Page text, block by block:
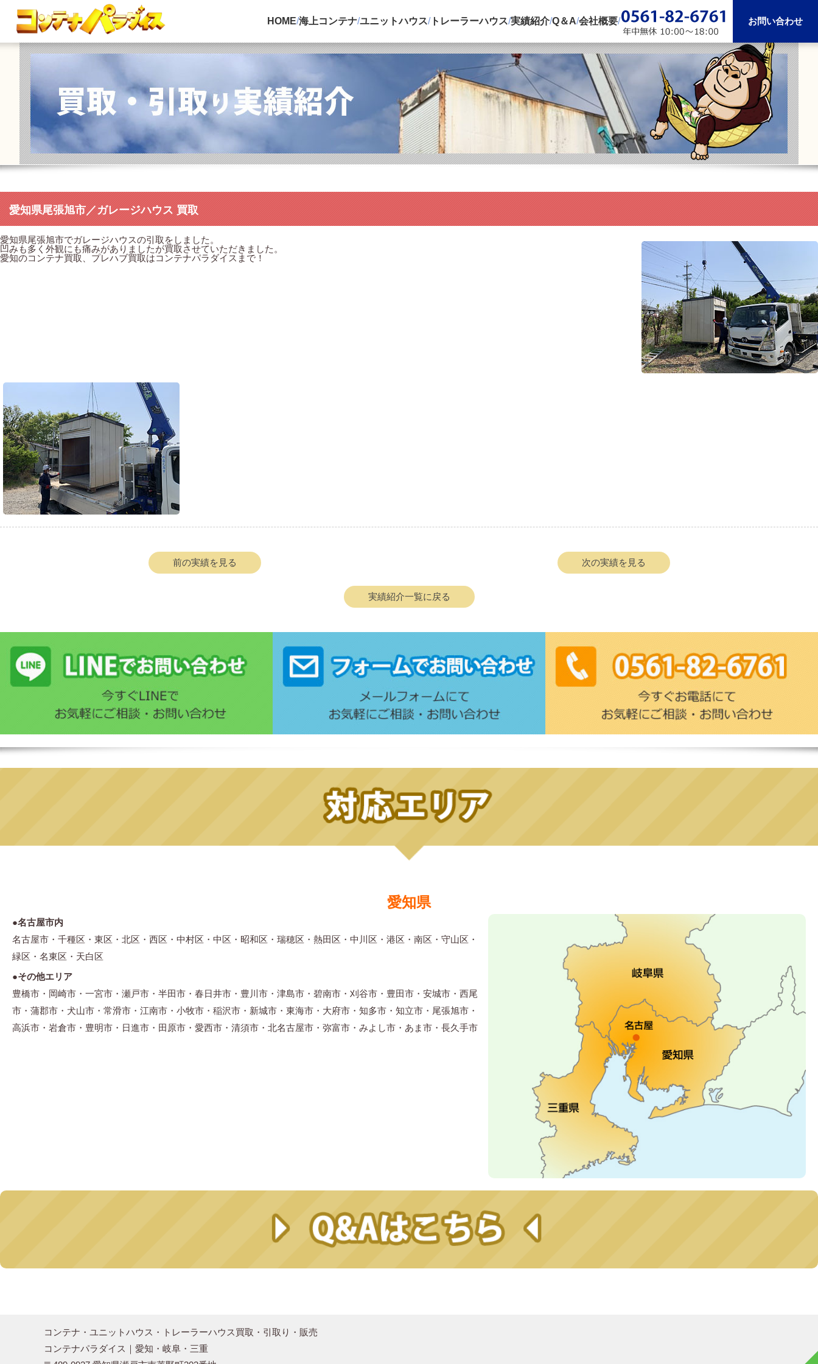
お問い合わせ
HOME/海上コンテナ/ユニットハウス/トレーラーハウス/実績紹介/Q＆A/会社概要/
愛知県尾張旭市／ガレージハウス 買取
愛知県尾張旭市でガレージハウスの引取をしました。
凹みも多く外観にも痛みがありましたが買取させていただきました。
愛知のコンテナ買取、プレハブ買取はコンテナパラダイスまで！
前の実績を見る 次の実績を見る
実績紹介一覧に戻る
愛知県
●名古屋市内
名古屋市・千種区・東区・北区・西区・中村区・中区・昭和区・瑞穂区・熱田区・中川区・港区・南区・守山区・
緑区・名東区・天白区
●その他エリア
豊橋市・岡崎市・一宮市・瀬戸市・半田市・春日井市・豊川市・津島市・碧南市・刈谷市・豊田市・安城市・西尾
市・蒲郡市・犬山市・常滑市・江南市・小牧市・稲沢市・新城市・東海市・大府市・知多市・知立市・尾張旭市・
高浜市・岩倉市・豊明市・日進市・田原市・愛西市・清須市・北名古屋市・弥富市・みよし市・あま市・長久手市
コンテナ・ユニットハウス・トレーラーハウス買取・引取り・販売
コンテナパラダイス｜愛知・岐阜・三重